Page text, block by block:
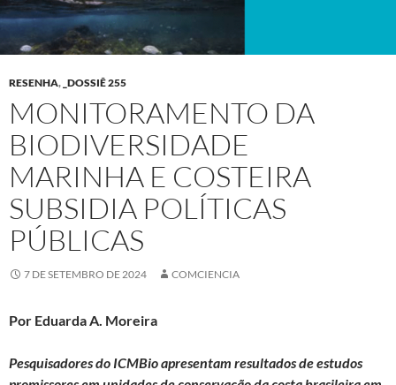
RESENHA, _DOSSIÊ 255
MONITORAMENTO DA
BIODIVERSIDADE
MARINHA E COSTEIRA
SUBSIDIA POLÍTICAS
PÚBLICAS
7 DE SETEMBRO DE 2024 COMCIENCIA
Por Eduarda A. Moreira
Pesquisadores do ICMBio apresentam resultados de estudos